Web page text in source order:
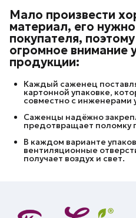
Мало произвести
материал, его
покупателя,
огромное внимание
продукции:
Каждый саженец
картонной упаковке,
совместно с инженерами
Саженцы надёжно
предотвращает поломку
В каждом варианте
вентиляционные
получает воздух и свет.